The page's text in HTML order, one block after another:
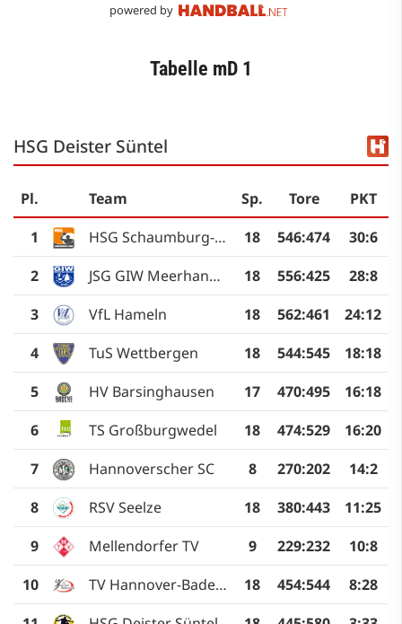
powered by
Tabelle mD 1
HSG Deister Süntel
Pl. Team Sp. Tore
PKT
1
HSG Schaumburg-Nord 18 546:474
30:6
2
JSG GIW Meerhandball II 18 556:425
28:8
3
VfL Hameln 18 562:461
24:12
4
TuS Wettbergen 18 544:545
18:18
5
HV Barsinghausen 17 470:495
16:18
6
TS Großburgwedel 18 474:529
16:20
7
Hannoverscher SC 8 270:202
14:2
8
RSV Seelze 18 380:443
11:25
9
Mellendorfer TV 9 229:232
10:8
10
TV Hannover-Badenstedt 18 454:544
8:28